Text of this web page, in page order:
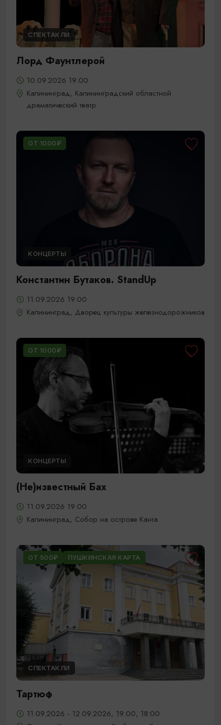
СПЕКТАКЛИ
Лорд Фаунтлерой
10.09.2026 19:00
Калининград, Калининградский областной
драматический театр
ОТ 1000₽
КОНЦЕРТЫ
Константин Бутаков. StandUp
11.09.2026 19:00
Калининград, Дворец культуры железнодорожников
ОТ 1000₽
КОНЦЕРТЫ
(Не)известный Бах
11.09.2026 19:00
Калининград, Собор на острове Канта
ОТ 500₽ ПУШКИНСКАЯ КАРТА
СПЕКТАКЛИ
Тартюф
11.09.2026 - 12.09.2026, 19:00, 18:00